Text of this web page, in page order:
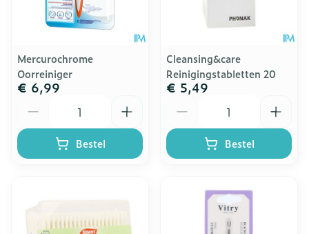
Mercurochrome
Oorreiniger
€ 6,99
Bestel
Cleansing&care
Reinigingstabletten 20
€ 5,49
Bestel